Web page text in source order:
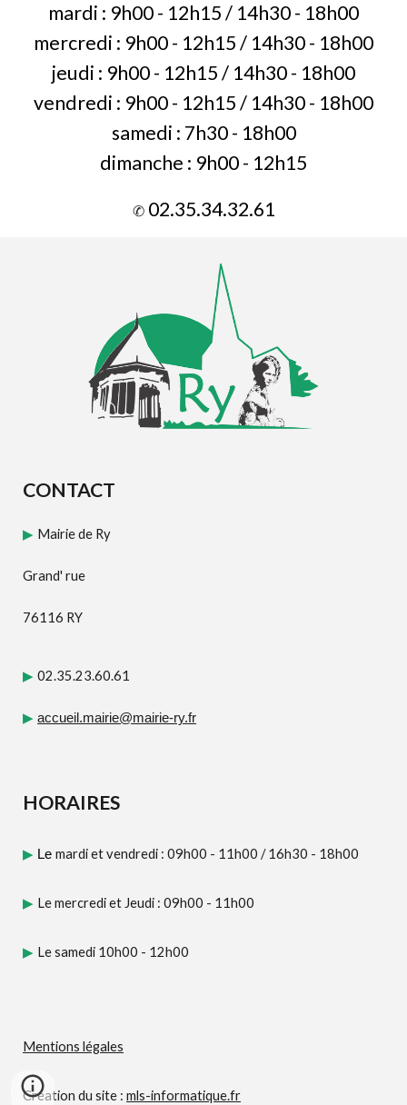
mardi : 9h00 - 12h15 / 14h30 - 18h00
mercredi : 9h00 - 12h15 / 14h30 - 18h00
jeudi : 9h00 - 12h15 / 14h30 - 18h00
vendredi : 9h00 - 12h15 / 14h30 - 18h00
samedi : 7h30 - 18h00
dimanche : 9h00 - 12h15
✆ 02.35.34.32.61
CONTACT
▶ Mairie de Ry
Grand' rue
76116 RY
▶ 02.35.23.60.61
▶accueil.mairie@mairie-ry.fr
HORAIRES
▶ Le mardi et vendredi : 09h00 - 11h00 /16h30 - 18h00
▶ Le mercredi et Jeudi : 09h00 - 11h00
▶ Le samedi 10h00 - 12h00
Mentions légales
Création du site :mls-informatique.fr